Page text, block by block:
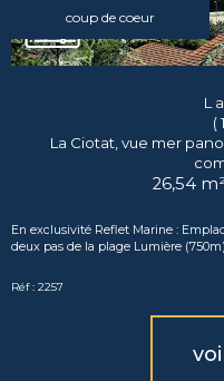
coup de coeur
La Ciotat, vue mer
26,54
En exclusivité Reflet Marine :
deux pas de la plage Lumière
Réf : 2257